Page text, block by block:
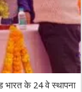
भारत के 24 वे स्थापना